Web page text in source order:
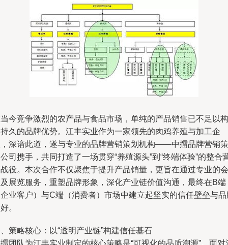
今竞争激烈的农产品与食品市场，单纯的产品销售已不足以构
久的品牌优势。江丰实业作为一家领先的肉鸡养殖与加工企
深谙此道，遂与专业的品牌营销策划机构——中擂品牌营销策
司携手，共同打造了一场贯穿“养殖源头”到“终端体验”的整合
役。本次合作不仅聚焦于提升产品销量，更旨在通过专业的会
展览服务，重塑品牌形象，深化产业链价值沟通，最终在B端
业客户）与C端（消费者）市场中建立起坚实的信任壁垒与品
。
策略核心：以“透明产业链”构建信任基石
团队为江丰实业制定的核心策略是“可视化的品质溯源”。面对